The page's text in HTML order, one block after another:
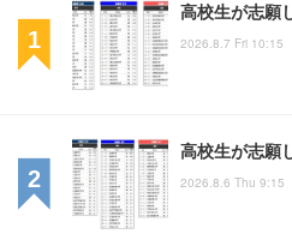
高校生が志願
2026.8.7 Fri 10:15
高校生が志願
2026.8.6 Thu 9:15